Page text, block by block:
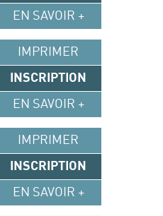
EN SAVOIR +
IMPRIMER
INSCRIPTION
EN SAVOIR +
IMPRIMER
INSCRIPTION
EN SAVOIR +